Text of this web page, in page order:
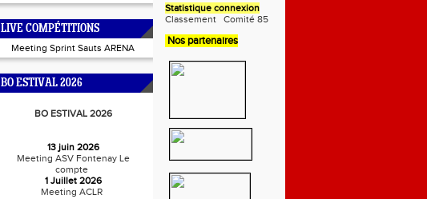
LIVE COMPÉTITIONS
Meeting Sprint Sauts ARENA
BO ESTIVAL 2026
BO ESTIVAL 2026
13 juin 2026
Meeting ASV Fontenay Le
compte
1 Juillet 2026
Meeting ACLR
Statistique connexion
Classement
Comité 85
Nos partenaires